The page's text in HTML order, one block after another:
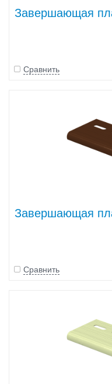
Завершающая
Сравнить
Завершающая
Сравнить